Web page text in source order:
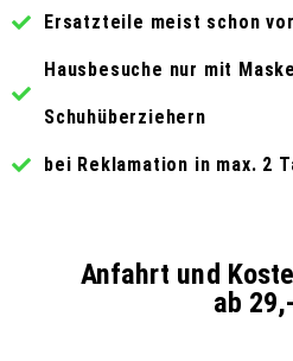
Ersatzteile meist schon
Hausbesuche nur mit
Schuhüberziehern
bei Reklamation in max. 2
Anfahrt und
ab